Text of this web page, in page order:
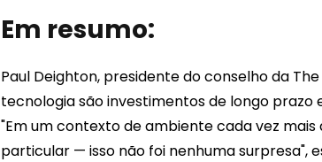
Em resumo:
Paul Deighton, presidente do conselho da
tecnologia são investimentos de longo prazo
"Em um contexto de ambiente cada vez
particular — isso não foi nenhuma surpresa",